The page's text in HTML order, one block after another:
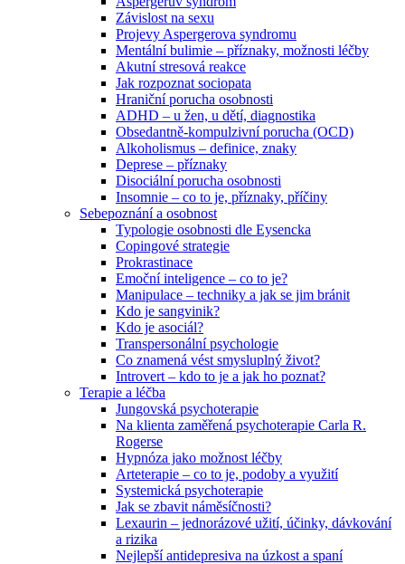
Závislost na sexu
Projevy Aspergerova syndromu
Mentální bulimie – příznaky, možnosti léčby
Akutní stresová reakce
Jak rozpoznat sociopata
Hraniční porucha osobnosti
ADHD – u žen, u dětí, diagnostika
Obsedantně-kompulzivní porucha (OCD)
Alkoholismus – definice, znaky
Deprese – příznaky
Disociální porucha osobnosti
Insomnie – co to je, příznaky, příčiny
Sebepoznání a osobnost
Typologie osobnosti dle Eysencka
Copingové strategie
Prokrastinace
Emoční inteligence – co to je?
Manipulace – techniky a jak se jim bránit
Kdo je sangvinik?
Kdo je asociál?
Transpersonální psychologie
Co znamená vést smysluplný život?
Introvert – kdo to je a jak ho poznat?
Terapie a léčba
Jungovská psychoterapie
Na klienta zaměřená psychoterapie Carla R.
Rogerse
Hypnóza jako možnost léčby
Arteterapie – co to je, podoby a využití
Systemická psychoterapie
Jak se zbavit náměsíčnosti?
Lexaurin – jednorázové užití, účinky, dávkování
a rizika
Nejlepší antidepresiva na úzkost a spaní